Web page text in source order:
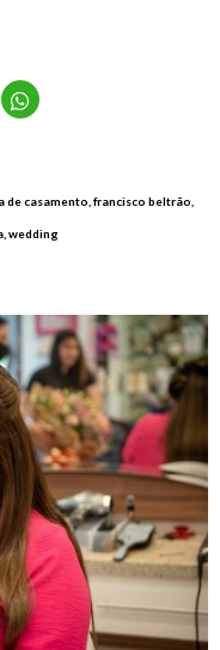
casamento, francisco beltrão,
wedding